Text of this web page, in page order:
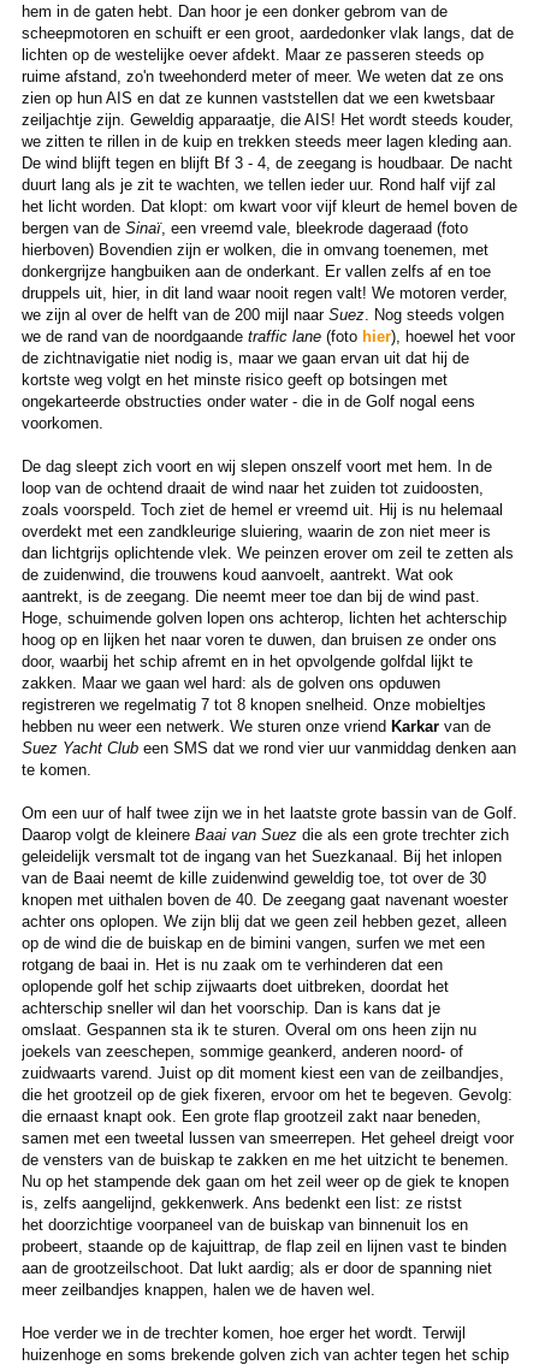
hem in de gaten hebt. Dan hoor je een donker gebrom van de
scheepmotoren en schuift er een groot, aardedonker vlak langs, dat de
lichten op de westelijke oever afdekt. Maar ze passeren steeds op
ruime afstand, zo'n tweehonderd meter of meer. We weten dat ze ons
zien op hun AIS en dat ze kunnen vaststellen dat we een kwetsbaar
zeiljachtje zijn. Geweldig apparaatje, die AIS! Het wordt steeds kouder,
we zitten te rillen in de kuip en trekken steeds meer lagen kleding aan.
De wind blijft tegen en blijft Bf 3 - 4, de zeegang is houdbaar. De nacht
duurt lang als je zit te wachten, we tellen ieder uur. Rond half vijf zal
het licht worden. Dat klopt: om kwart voor vijf kleurt de hemel boven de
bergen van de Sinaï, een vreemd vale, bleekrode dageraad (foto
hierboven) Bovendien zijn er wolken, die in omvang toenemen, met
donkergrijze hangbuiken aan de onderkant. Er vallen zelfs af en toe
druppels uit, hier, in dit land waar nooit regen valt! We motoren verder,
we zijn al over de helft van de 200 mijl naarSuez. Nog steeds volgen
we de rand van de noordgaande traffic lane (foto hier), hoewel het voor
de zichtnavigatie niet nodig is, maar we gaan ervan uit dat hij de
kortste weg volgt en het minste risico geeft op botsingen met
ongekarteerde obstructies onder water - die in de Golf nogal eens
voorkomen.
De dag sleept zich voort en wij slepen onszelf voort met hem. In de
loop van de ochtend draait de wind naar het zuiden tot zuidoosten,
zoals voorspeld. Toch ziet de hemel er vreemd uit. Hij is nu helemaal
overdekt met een zandkleurige sluiering, waarin de zon niet meer is
dan lichtgrijs oplichtende vlek. We peinzen erover om zeil te zetten als
de zuidenwind, die trouwens koud aanvoelt, aantrekt. Wat ook
aantrekt, is de zeegang. Die neemt meer toe dan bij de wind past.
Hoge, schuimende golven lopen ons achterop, lichten het achterschip
hoog op en lijken het naar voren te duwen, dan bruisen ze onder ons
door, waarbij het schip afremt en in het opvolgende golfdal lijkt te
zakken. Maar we gaan wel hard: als de golven ons opduwen
registreren we regelmatig 7 tot 8 knopen snelheid. Onze mobieltjes
hebben nu weer een netwerk. We sturen onze vriendKarkar van de
Suez Yacht Club een SMS dat we rond vier uur vanmiddag denken aan
te komen.
Om een uur of half twee zijn we in het laatste grote bassin van de Golf.
Daarop volgt de kleinere Baai van Suezdie als een grote trechter zich
geleidelijk versmalt tot de ingang van het Suezkanaal. Bij het inlopen
van de Baai neemt de kille zuidenwind geweldig toe, tot over de 30
knopen met uithalen boven de 40. De zeegang gaat navenant woester
achter ons oplopen. We zijn blij dat we geen zeil hebben gezet, alleen
op de wind die de buiskap en de bimini vangen, surfen we met een
rotgang de baai in. Het is nu zaak om te verhinderen dat een
oplopende golf het schip zijwaarts doet uitbreken, doordat het
achterschip sneller wil dan het voorschip. Dan is kans dat je
omslaat. Gespannen sta ik te sturen. Overal om ons heen zijn nu
joekels van zeeschepen, sommige geankerd, anderen noord- of
zuidwaarts varend. Juist op dit moment kiest een van de zeilbandjes,
die het grootzeil op de giek fixeren, ervoor om het te begeven. Gevolg:
die ernaast knapt ook. Een grote flap grootzeil zakt naar beneden,
samen met een tweetal lussen van smeerrepen. Het geheel dreigt voor
de vensters van de buiskap te zakken en me het uitzicht te benemen.
Nu op het stampende dek gaan om het zeil weer op de giek te knopen
is, zelfs aangelijnd, gekkenwerk. Ans bedenkt een list: ze ristst
het doorzichtige voorpaneel van de buiskap van binnenuit los en
probeert, staande op de kajuittrap, de flap zeil en lijnen vast te binden
aan de grootzeilschoot. Dat lukt aardig; als er door de spanning niet
meer zeilbandjes knappen, halen we de haven wel.
Hoe verder we in de trechter komen, hoe erger het wordt. Terwijl
huizenhoge en soms brekende golven zich van achter tegen het schip